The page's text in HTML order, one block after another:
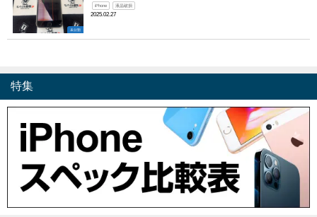
未分類
iPhone 液晶破損
2025.02.27
特集